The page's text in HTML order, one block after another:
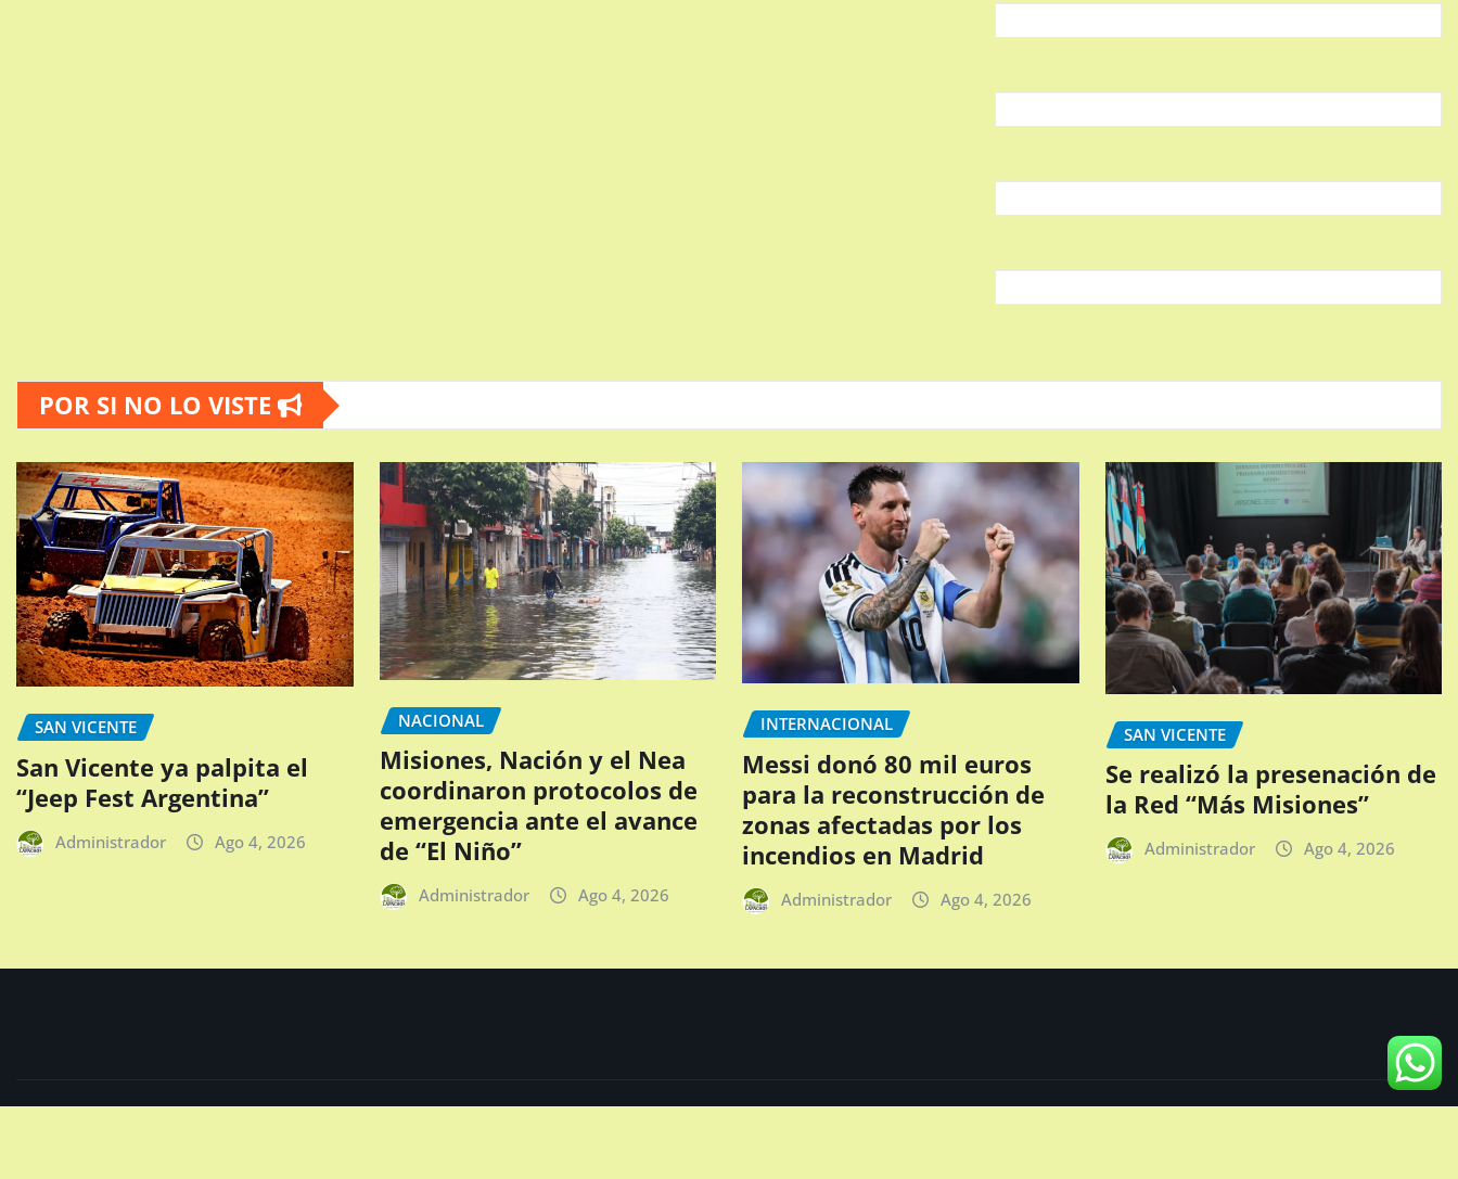
POR SI NO LO VISTE
SAN VICENTE
San Vicente ya palpita el
“Jeep Fest Argentina”
Administrador Ago 4, 2026
NACIONAL
Misiones, Nación y el Nea
coordinaron protocolos de
emergencia ante el avance
de “El Niño”
Administrador Ago 4, 2026
INTERNACIONAL
Messi donó 80 mil euros
para la reconstrucción de
zonas afectadas por los
incendios en Madrid
Administrador Ago 4, 2026
SAN VICENTE
Se realizó la presenación de
la Red “Más Misiones”
Administrador Ago 4, 2026